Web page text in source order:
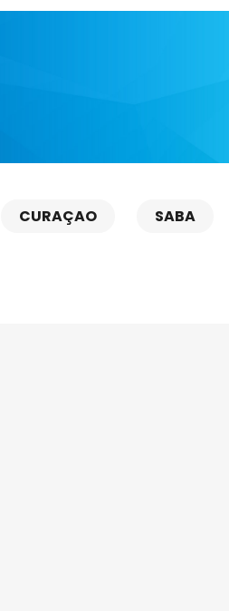
CURAÇAO SABA